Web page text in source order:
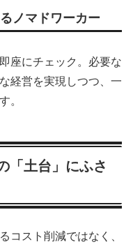
ノマドワーカー
座にチェック。必要な
経営を実現しつつ、一
。
「土台」にふさ
コスト削減ではなく、